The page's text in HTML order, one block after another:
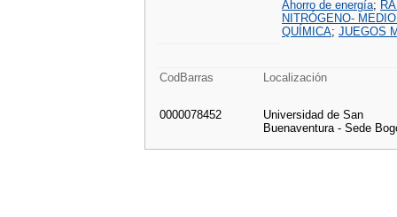
Ahorro de energía;
NITRÓGENO-
QUÍMICA; JUEGOS
CodBarras Localización
0000078452
Universidad de San
Buenaventura - Sede